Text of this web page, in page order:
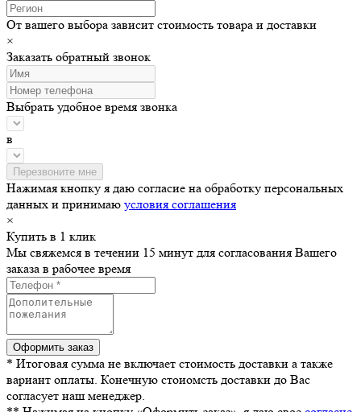
От вашего выбора зависит стоимость товара и доставки
×
Заказать обратный звонок
Выбрать удобное время звонка
в
Нажимая кнопку я даю согласие на обработку персональных
данных и принимаю условия соглашения
×
Купить в 1 клик
Мы свяжемся в течении 15 минут для согласования Вашего
заказа в рабочее время
* Итоговая сумма не включает стоимость доставки а также
вариант оплаты. Конечную стоиомсть доставки до Вас
согласует наш менеджер.